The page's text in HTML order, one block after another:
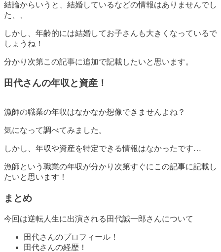
結論からいうと、 結婚しているなどの情報はありませんでし
た、、
しかし、年齢的には結婚してお子さんも大きくなっているで
しょうね！
分かり次第この記事に追加で記載したいと思います。
田代さんの年収と資産！
漁師の職業の年収はなかなか想像できませんよね？
気になって調べてみました。
しかし、 年収や資産を特定できる情報はなかったです…
漁師という職業の年収が分かり次第すぐにこの記事に記載し
たいと思います！
まとめ
今回は逆転人生に出演される田代誠一郎さんについて
田代さんのプロフィール！
田代さんの経歴！